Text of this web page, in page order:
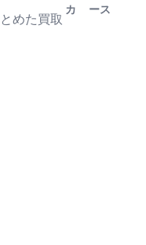
めた買取
カ
ース